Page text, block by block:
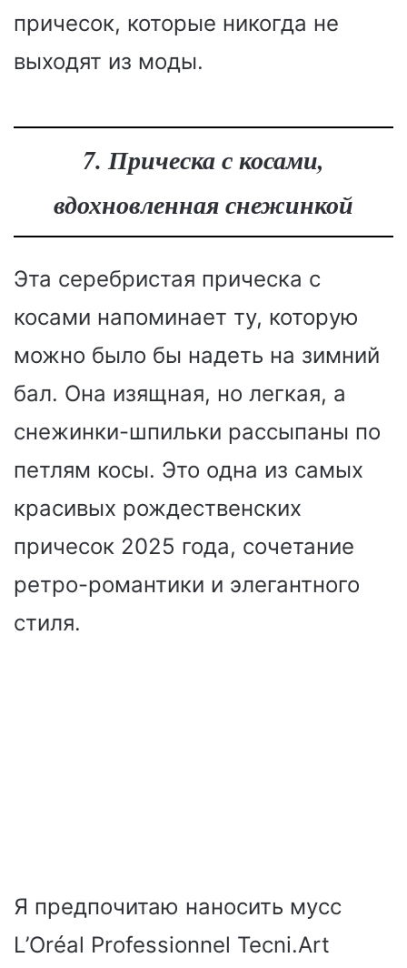
причесок, которые никогда не
выходят из моды.
7. Прическа с косами,
вдохновленная снежинкой
Эта серебристая прическа с
косами напоминает ту, которую
можно было бы надеть на зимний
бал. Она изящная, но легкая, а
снежинки-шпильки рассыпаны по
петлям косы. Это одна из самых
красивых рождественских
причесок 2025 года, сочетание
ретро-романтики и элегантного
стиля.
Я предпочитаю наносить мусс
L’Oréal Professionnel Tecni.Art